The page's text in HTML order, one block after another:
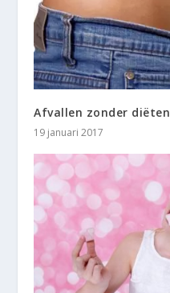
Afvallen zonder diëten
19 januari 2017